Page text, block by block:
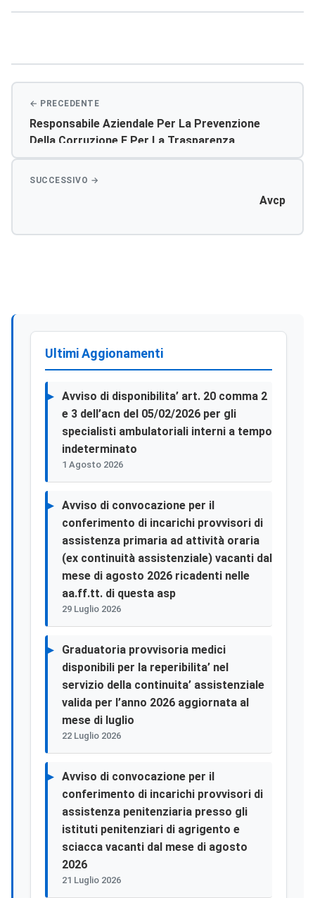
Responsabile Aziendale Per La Prevenzione
Della Corruzione E Per La Trasparenza
Avcp
Ultimi Aggionamenti
Avviso di disponibilita’ art. 20 comma 2
e 3 dell’acn del 05/02/2026 per gli
specialisti ambulatoriali interni a tempo
indeterminato
1 Agosto 2026
Avviso di convocazione per il
conferimento di incarichi provvisori di
assistenza primaria ad attività oraria
(ex continuità assistenziale) vacanti dal
mese di agosto 2026 ricadenti nelle
aa.ff.tt. di questa asp
29 Luglio 2026
Graduatoria provvisoria medici
disponibili per la reperibilita’ nel
servizio della continuita’ assistenziale
valida per l’anno 2026 aggiornata al
mese di luglio
22 Luglio 2026
Avviso di convocazione per il
conferimento di incarichi provvisori di
assistenza penitenziaria presso gli
istituti penitenziari di agrigento e
sciacca vacanti dal mese di agosto
2026
21 Luglio 2026